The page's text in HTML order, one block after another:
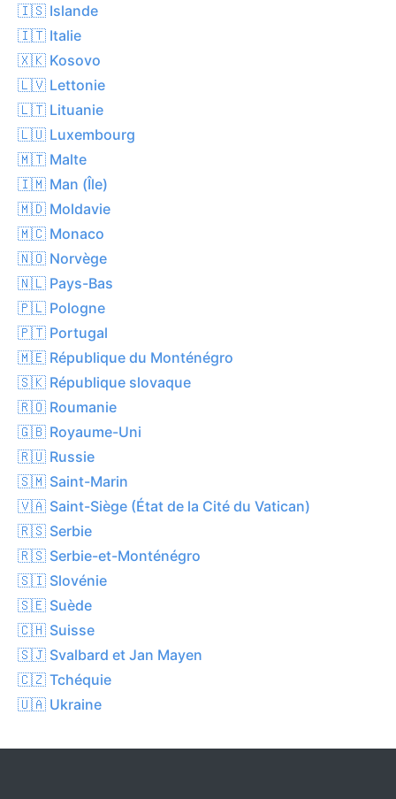
🇮🇸 Islande
🇮🇹 Italie
🇽🇰 Kosovo
🇱🇻 Lettonie
🇱🇹 Lituanie
🇱🇺 Luxembourg
🇲🇹 Malte
🇮🇲 Man (Île)
🇲🇩 Moldavie
🇲🇨 Monaco
🇳🇴 Norvège
🇳🇱 Pays-Bas
🇵🇱 Pologne
🇵🇹 Portugal
🇲🇪 République du Monténégro
🇸🇰 République slovaque
🇷🇴 Roumanie
🇬🇧 Royaume-Uni
🇷🇺 Russie
🇸🇲 Saint-Marin
🇻🇦 Saint-Siège (État de la Cité du Vatican)
🇷🇸 Serbie
🇷🇸 Serbie-et-Monténégro
🇸🇮 Slovénie
🇸🇪 Suède
🇨🇭 Suisse
🇸🇯 Svalbard et Jan Mayen
🇨🇿 Tchéquie
🇺🇦 Ukraine